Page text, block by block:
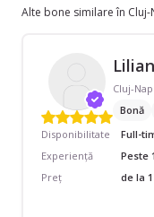
Alte bone similare în Cluj-
Cluj-
Bonă
Disponibilitate
Full-
Experiență
Peste
Preț
de la